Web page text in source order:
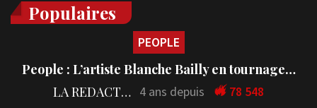
Populaires
PEOPLE
People : L’artiste Blanche Bailly en tournage…
LA REDACTION 4 ans depuis 78 548